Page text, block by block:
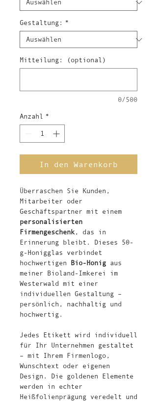
Gestaltung: *
Mitteilung: (optional)
0/500
Anzahl *
In den Warenkorb
Überraschen Sie Kunden,
Mitarbeiter oder
Geschäftspartner mit einem
personalisierten
Firmengeschenk, das in
Erinnerung bleibt. Dieses 50-
g-Honigglas verbindet
hochwertigen Bio-Honig aus
meiner Bioland-Imkerei im
Westerwald mit einer
individuellen Gestaltung –
persönlich, nachhaltig und
hochwertig.
Jedes Etikett wird individuell
für Ihr Unternehmen gestaltet
– mit Ihrem Firmenlogo,
Wunschtext oder eigenen
Design. Die goldenen Elemente
werden in echter
Heißfolienprägung veredelt und